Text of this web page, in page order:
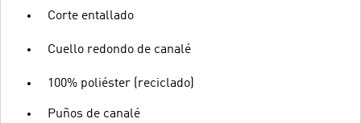
Corte entallado
Cuello redondo de canalé
100% poliéster (reciclado)
Puños de canalé